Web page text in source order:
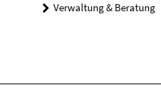
Verwaltung & Beratung